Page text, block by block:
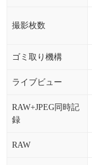
撮影枚数
ゴミ取り機構
ライブビュー
RAW+JPEG同時記
録
RAW